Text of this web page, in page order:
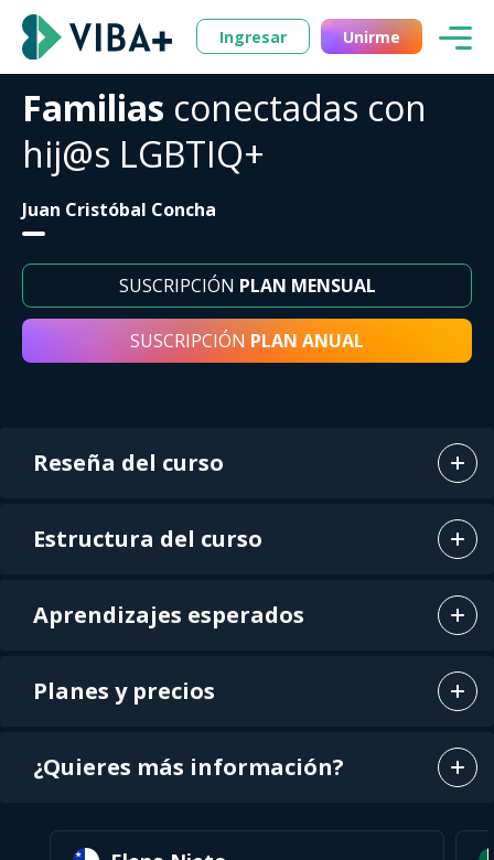
Ingresar Unirme
Familias conectadas con
hij@s LGBTIQ+
Juan Cristóbal Concha
SUSCRIPCIÓN PLAN MENSUAL
SUSCRIPCIÓN PLAN ANUAL
Reseña del curso
Estructura del curso
Aprendizajes esperados
Planes y precios
¿Quieres más información?